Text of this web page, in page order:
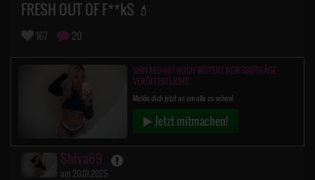
FRESH OUT OF F**kS 💄
167 20
SHIVA69 HAT NOCH WEITERE NEWSBEITRÄGE
VERÖFFENTLICHT!
Melde dich jetzt an um alle zu sehen!
Jetzt mitmachen!
Shiva69
am 20.01.2025